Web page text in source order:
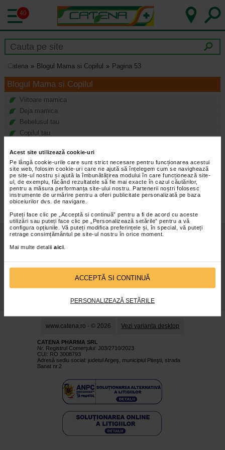
Acest site utilizează cookie-uri
Pe lângă cookie-urile care sunt strict necesare pentru funcționarea acestui
site web, folosim cookie-uri care ne ajută să înțelegem cum se navighează
pe site-ul nostru și ajută la îmbunătățirea modului în care funcționează site-
ul, de exemplu, făcând rezultatele să fie mai exacte în cazul căutărilor,
pentru a măsura performanța site-ului nostru. Partenerii noștri folosesc
instrumente de urmărire pentru a oferi publicitate personalizată pe baza
obiceiurilor dvs. de navigare.
Puteți face clic pe „Acceptă si continuă” pentru a fi de acord cu aceste
utilizări sau puteți face clic pe „Personalizează setările” pentru a vă
configura opțiunile. Vă puteți modifica preferințele și, în special, vă puteți
retrage consimțământul pe site-ul nostru în orice moment.
Mai multe detalii aici
ACCEPTĂ SI CONTINUĂ
PERSONALIZEAZĂ SETĂRILE
40
Catena Blogul Mama si Copilul Pagina 53
Blogul Mama si Copilul
Viitoare mamica
Deja mamica
Bebelusul tau
Copilul tau
infoline@catena.ro CallCenter
Despre Noi Oferte
Cariere
Politica De
Toate Marcile
www.catena.ro - © 2026 Vezi varianta desktop
CATENA PHARMA SRL
Nr. Registrul Comerţului: J03/2710/2023
CUI: RO 3008793
Adresă sediu social: judetul Argeş, municipiul Piteşti, strada
Banat nr.2